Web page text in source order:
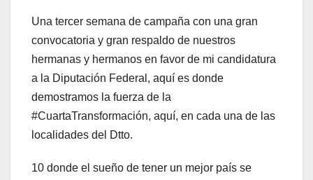
Una tercer semana de campaña con una gran
convocatoria y gran respaldo de nuestros
hermanas y hermanos en favor de mi candidatura
a la Diputación Federal, aquí es donde
demostramos la fuerza de la
#CuartaTransformación, aquí, en cada una de las
localidades del Dtto.
10 donde el sueño de tener un mejor país se